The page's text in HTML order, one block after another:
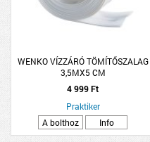
WENKO VÍZZÁRÓ TÖMÍTŐSZALAG
3,5MX5 CM
4 999 Ft
Praktiker
A bolthoz
Info